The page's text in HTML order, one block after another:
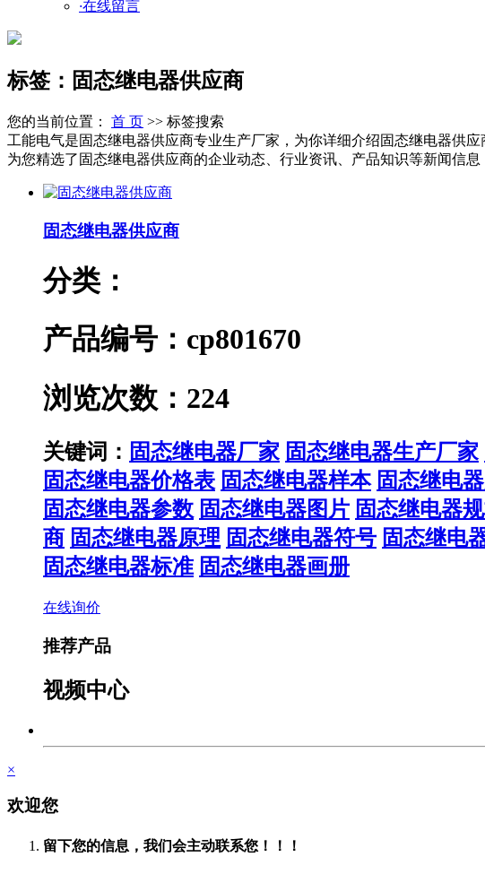
·在线留言
标签：固态继电器供应商
您的当前位置： 首 页 >> 标签搜索
工能电气是固态继电器供应商专业生产厂家，为你详细介绍固态继电器供
为您精选了固态继电器供应商的企业动态、行业资讯、产品知识等新闻信
固态继电器供应商
分类：
产品编号：cp801670
浏览次数：224
关键词： 固态继电器厂家 固态继电器生产厂家
固态继电器价格表 固态继电器样本 固态继电
固态继电器参数 固态继电器图片 固态继电器
商 固态继电器原理 固态继电器符号 固态继电
固态继电器标准 固态继电器画册
在线询价
推荐产品
视频中心
×
欢迎您
留下您的信息，我们会主动联系您！！！